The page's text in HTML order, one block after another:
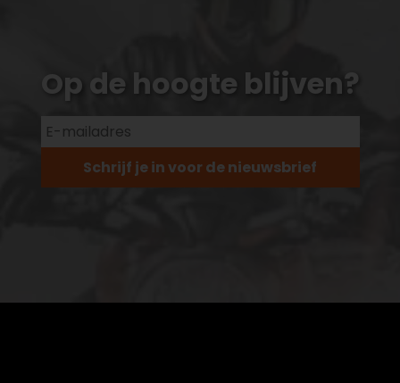
Op de hoogte blijven?
Schrijf je in voor de nieuwsbrief